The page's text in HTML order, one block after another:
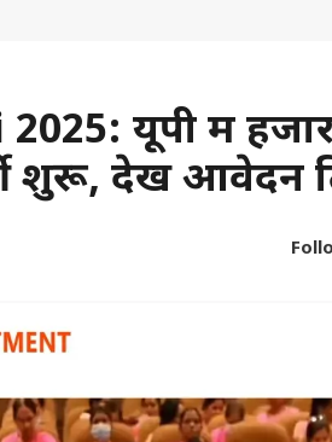
यूपी में
शुरू, देखें आवेदन